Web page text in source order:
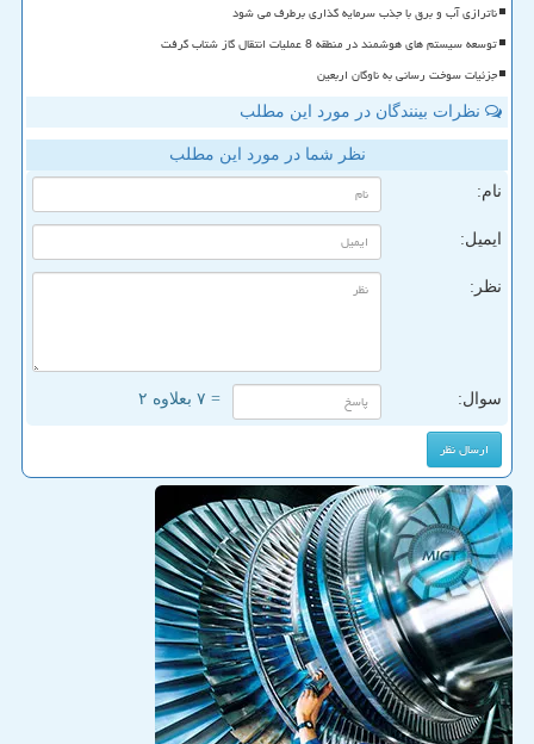
ناترازی آب و برق با جذب سرمایه گذاری برطرف می شود
توسعه سیستم های هوشمند در منطقه 8 عملیات انتقال گاز شتاب گرفت
جزئیات سوخت رسانی به ناوگان اربعین
نظرات بینندگان در مورد این مطلب
نظر شما در مورد این مطلب
نام:
ایمیل:
نظر:
سوال: = ۷ بعلاوه ۲